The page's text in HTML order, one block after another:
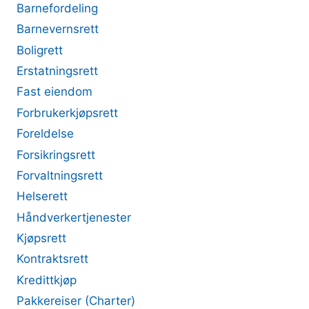
Barnefordeling
Barnevernsrett
Boligrett
Erstatningsrett
Fast eiendom
Forbrukerkjøpsrett
Foreldelse
Forsikringsrett
Forvaltningsrett
Helserett
Håndverkertjenester
Kjøpsrett
Kontraktsrett
Kredittkjøp
Pakkereiser (Charter)